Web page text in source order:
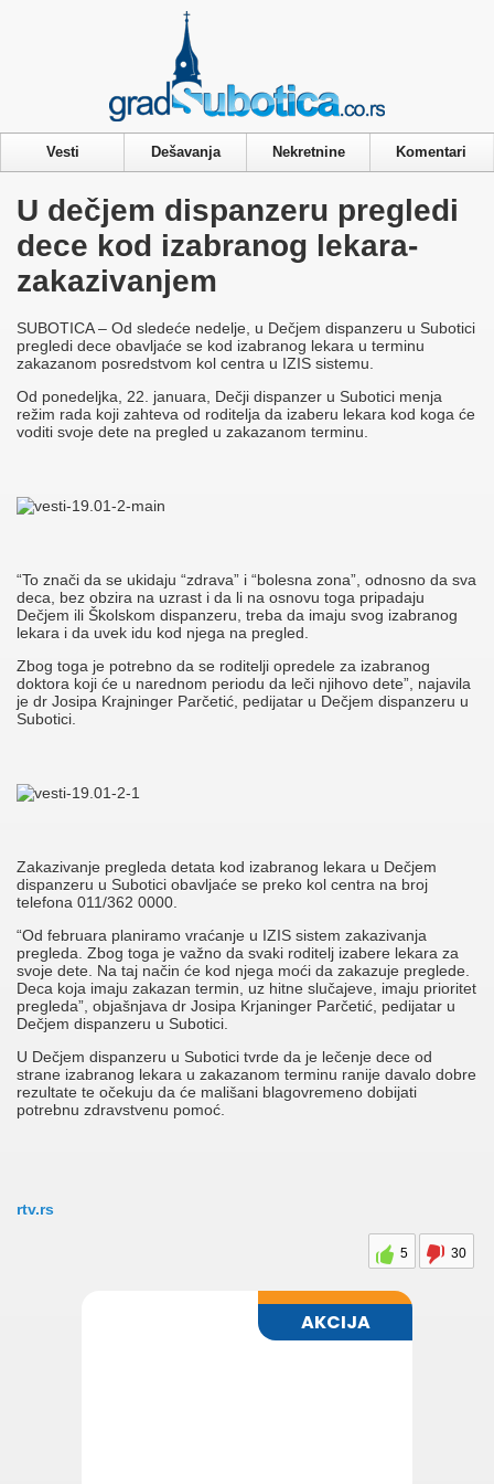
Vesti Dešavanja Nekretnine Komentari
U dečjem dispanzeru pregledi
dece kod izabranog lekara-
zakazivanjem
SUBOTICA – Od sledeće nedelje, u Dečjem dispanzeru u Subotici
pregledi dece obavljaće se kod izabranog lekara u terminu
zakazanom posredstvom kol centra u IZIS sistemu.
Od ponedeljka, 22. januara, Dečji dispanzer u Subotici menja
režim rada koji zahteva od roditelja da izaberu lekara kod koga će
voditi svoje dete na pregled u zakazanom terminu.
“To znači da se ukidaju “zdrava” i “bolesna zona”, odnosno da sva
deca, bez obzira na uzrast i da li na osnovu toga pripadaju
Dečjem ili Školskom dispanzeru, treba da imaju svog izabranog
lekara i da uvek idu kod njega na pregled.
Zbog toga je potrebno da se roditelji opredele za izabranog
doktora koji će u narednom periodu da leči njihovo dete”, najavila
je dr Josipa Krajninger Parčetić, pedijatar u Dečjem dispanzeru u
Subotici.
Zakazivanje pregleda detata kod izabranog lekara u Dečjem
dispanzeru u Subotici obavljaće se preko kol centra na broj
telefona 011/362 0000.
“Od februara planiramo vraćanje u IZIS sistem zakazivanja
pregleda. Zbog toga je važno da svaki roditelj izabere lekara za
svoje dete. Na taj način će kod njega moći da zakazuje preglede.
Deca koja imaju zakazan termin, uz hitne slučajeve, imaju prioritet
pregleda”, objašnjava dr Josipa Krjaninger Parčetić, pedijatar u
Dečjem dispanzeru u Subotici.
U Dečjem dispanzeru u Subotici tvrde da je lečenje dece od
strane izabranog lekara u zakazanom terminu ranije davalo dobre
rezultate te očekuju da će mališani blagovremeno dobijati
potrebnu zdravstvenu pomoć.
rtv.rs
5 30
Privacy & Cookies Policy